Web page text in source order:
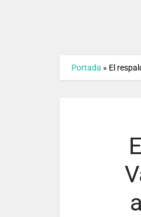
Portada » El